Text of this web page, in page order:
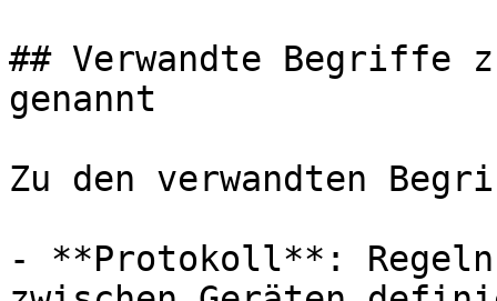
## Verwandte Begriffe
genannt
Zu den verwandten
- **Protokoll**: